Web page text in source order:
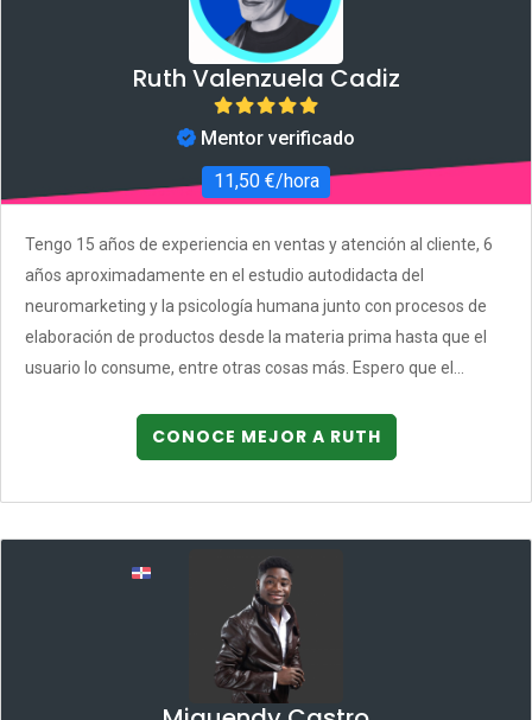
Ruth Valenzuela Cadiz
Mentor verificado
11,50 €/hora
Tengo 15 años de experiencia en ventas y atención al cliente, 6
años aproximadamente en el estudio autodidacta del
neuromarketing y la psicología humana junto con procesos de
elaboración de productos desde la materia prima hasta que el
usuario lo consume, entre otras cosas más. Espero que el...
CONOCE MEJOR A RUTH